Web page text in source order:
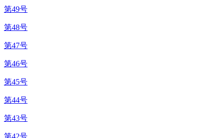
第49号
第48号
第47号
第46号
第45号
第44号
第43号
第42号